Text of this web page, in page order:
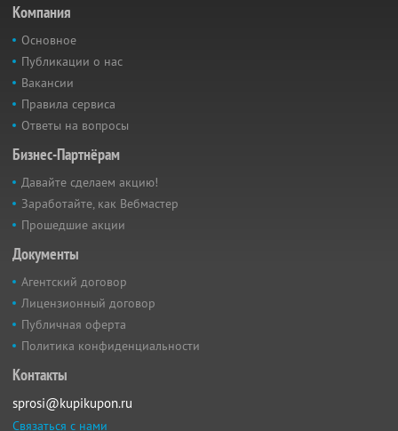
Компания
Основное
Публикации о нас
Вакансии
Правила сервиса
Ответы на вопросы
Бизнес-Партнёрам
Давайте сделаем акцию!
Заработайте, как Вебмастер
Прошедшие акции
Документы
Агентский договор
Лицензионный договор
Публичная оферта
Политика конфиденциальности
Контакты
sprosi@kupikupon.ru
Связаться с нами